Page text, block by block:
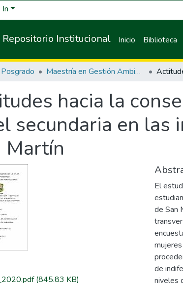
Repositorio Institucional Inicio Biblioteca
Posgrado Maestría en Gestión Ambiental
hacia la
secundaria en las
Martín
(845.83 KB)
El
de San
de
niveles